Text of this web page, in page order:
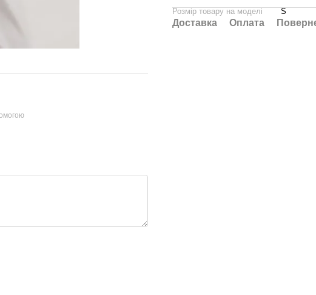
Розмір товару на моделі
S
Доставка Оплата